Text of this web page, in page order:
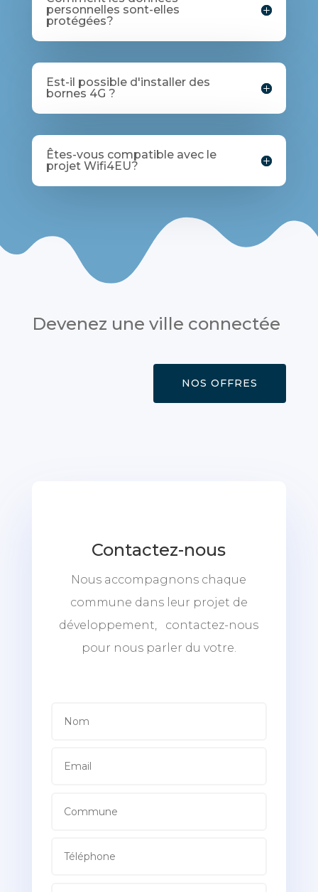
personnelles sont-elles
protégées?
Est-il possible d'installer des
bornes 4G ?
Êtes-vous compatible avec le
projet Wifi4EU?
Devenez une ville connectée
NOS OFFRES
Contactez-nous
Nous accompagnons chaque
commune dans leur projet de
développement, contactez-nous
pour nous parler du votre.